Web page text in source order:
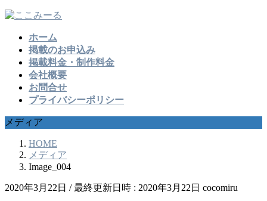
コ
ッ
プ
ナ
移
動
ホーム
掲載のお申込み
掲載料金・制作料金
会社概要
お問合せ
プライバシーポリシー
メディア
HOME
メディア
Image_004
2020年3月22日 / 最終更新日時 : 2020年3月22日 cocomiru